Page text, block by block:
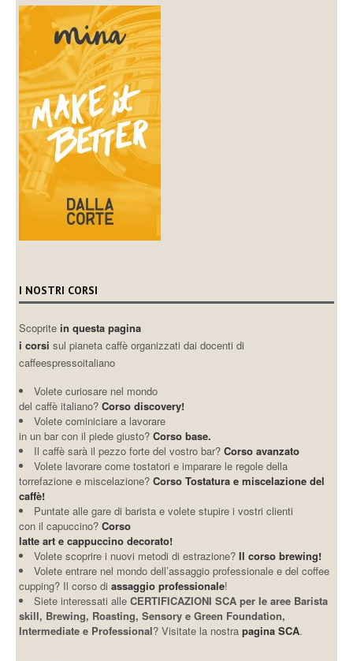
I NOSTRI CORSI
Scopritein questa pagina
i corsi sul pianeta caffè organizzati dai docenti di
caffeespressoitaliano
Volete curiosare nel mondo
del caffè italiano? Corso discovery!
Volete cominiciare a lavorare
in un bar con il piede giusto? Corso base.
Il caffè sarà il pezzo forte del vostro bar?Corso avanzato
Volete lavorare come tostatori e imparare le regole della
torrefazione e miscelazione?Corso Tostatura e miscelazione del
caffè!
Puntate alle gare di barista e volete stupire i vostri clienti
con il capuccino?Corso
latte art e cappuccino decorato!
Volete scoprire i nuovi metodi di estrazione?Il corso brewing!
Volete entrare nel mondo dell’assaggio professionale e del coffee
cupping? Il corso diassaggio professionale!
Siete interessati alleCERTIFICAZIONI SCA per le aree Barista
skill, Brewing, Roasting, Sensory e Green Foundation,
Intermediate e Professional? Visitate la nostrapagina SCA.